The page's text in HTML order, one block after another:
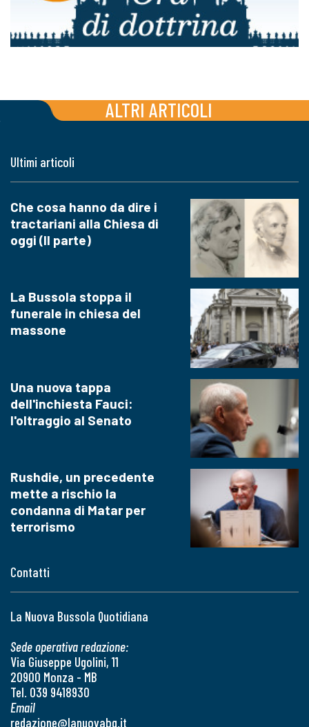
ALTRI ARTICOLI
Contatti
La Nuova Bussola Quotidiana
Sede operativa redazione:
Via Giuseppe Ugolini, 11
20900 Monza - MB
Tel. 039 9418930
Email
redazione@lanuovabq.it
Ultimi articoli
Che cosa hanno da dire i
tractariani alla Chiesa di
oggi (II parte)
La Bussola stoppa il
funerale in chiesa del
massone
Una nuova tappa
dell'inchiesta Fauci:
l'oltraggio al Senato
Rushdie, un precedente
mette a rischio la
condanna di Matar per
terrorismo